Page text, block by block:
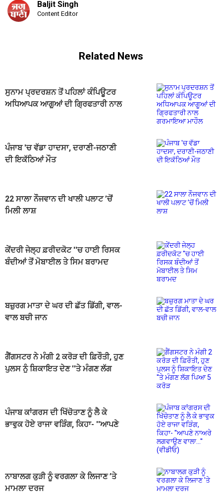
Baljit Singh
Content Editor
Related News
ਸੁਨਾਮ ਪ੍ਰਦਰਸ਼ਨ ਤੋਂ ਪਹਿਲਾਂ ਕੰਪਿਊਟਰ
ਅਧਿਆਪਕ ਆਗੂਆਂ ਦੀ ਗ੍ਰਿਫਤਾਰੀ ਨਾਲ
ਪੰਜਾਬ 'ਚ ਵੱਡਾ ਹਾਦਸਾ, ਦਰਾਣੀ-ਜਠਾਣੀ
ਦੀ ਇਕੱਠਿਆਂ ਮੌਤ
22 ਸਾਲਾ ਨੌਜਵਾਨ ਦੀ ਖਾਲੀ ਪਲਾਟ ’ਚੋਂ
ਮਿਲੀ ਲਾਸ਼
ਕੇਂਦਰੀ ਜੇਲ੍ਹ ਫ਼ਰੀਦਕੋਟ ''ਚ ਹਾਈ ਰਿਸਕ
ਬੰਦੀਆਂ ਤੋਂ ਮੋਬਾਈਲ ਤੇ ਸਿਮ ਬਰਾਮਦ
ਬਜ਼ੁਰਗ ਮਾਤਾ ਦੇ ਘਰ ਦੀ ਛੱਤ ਡਿੱਗੀ, ਵਾਲ-
ਵਾਲ ਬਚੀ ਜਾਨ
ਗੈਂਗਸਟਰ ਨੇ ਮੰਗੀ 2 ਕਰੋੜ ਦੀ ਫ਼ਿਰੌਤੀ, ਹੁਣ
ਪੁਲਸ ਨੂੰ ਸ਼ਿਕਾਇਤ ਦੇਣ ''ਤੇ ਮੰਗਣ ਲੱਗ
ਪੰਜਾਬ ਕਾਂਗਰਸ ਦੀ ਖਿੱਚੋਤਾਣ ਨੂੰ ਲੈ ਕੇ
ਭਾਵੁਕ ਹੋਏ ਰਾਜਾ ਵੜਿੰਗ, ਕਿਹਾ- ''ਆਪਣੇ
ਨਾਬਾਲਗ ਕੁੜੀ ਨੂੰ ਵਰਗਲਾ ਕੇ ਲਿਜਾਣ ’ਤੇ
ਮਾਮਲਾ ਦਰਜ